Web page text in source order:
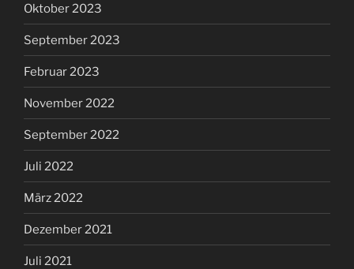
Oktober 2023
September 2023
Februar 2023
November 2022
September 2022
Juli 2022
März 2022
Dezember 2021
Juli 2021